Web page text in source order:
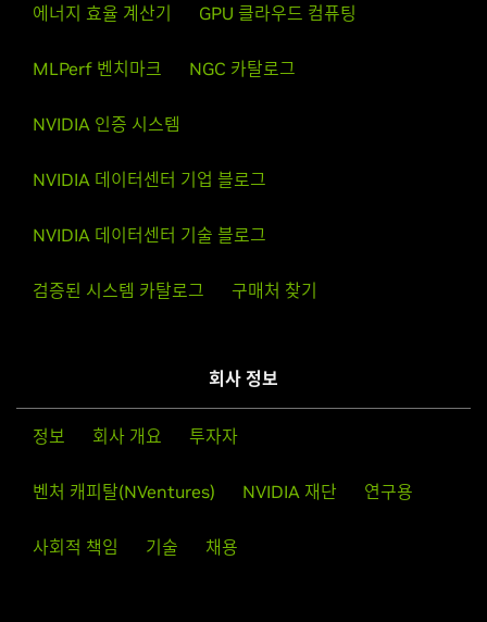
에너지 효율 계산기 GPU 클라우드 컴퓨팅
MLPerf 벤치마크 NGC 카탈로그
NVIDIA 인증 시스템
NVIDIA 데이터센터 기업 블로그
NVIDIA 데이터센터 기술 블로그
검증된 시스템 카탈로그 구매처 찾기
회사 정보
정보 회사 개요 투자자
벤처 캐피탈(NVentures) NVIDIA 재단 연구용
사회적 책임 기술 채용